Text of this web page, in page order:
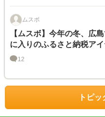
ムスボ
【ムスボ】今年の冬、広
に入りのふるさと納税ア
か？
12
トピ